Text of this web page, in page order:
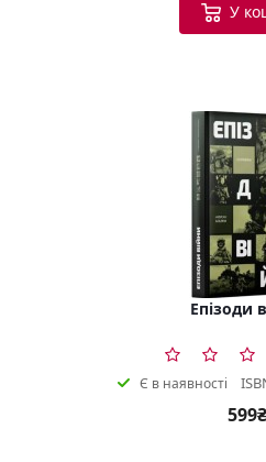
У
Епізоди
Є в наявності
599₴